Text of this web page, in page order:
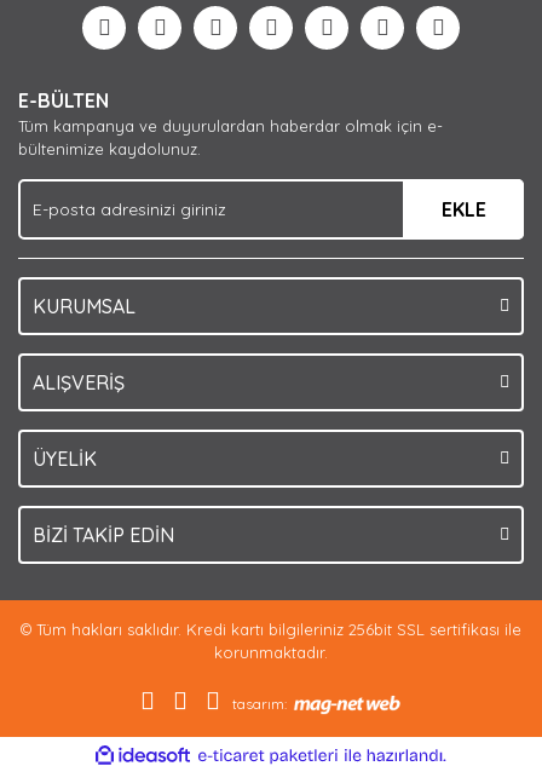
Yorum Yaz
Görüş ve önerileriniz için teşekkür ederiz.
Ürün açıklamasında eksik bilgiler bulunuyor.
Ürün bilgilerinde hatalar bulunuyor.
Bu ürüne benzer farklı alternatifler olmalı.
E-BÜLTEN
Tüm kampanya ve duyurulardan haberdar olmak için e-
bültenimize kaydolunuz.
EKLE
KURUMSAL
ALIŞVERİŞ
ÜYELİK
BİZİ TAKİP EDİN
© Tüm hakları saklıdır. Kredi kartı bilgileriniz 256bit SSL sertifikası ile
korunmaktadır.
tasarım:
ideasoft e-